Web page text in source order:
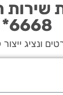
6668*
ונציג